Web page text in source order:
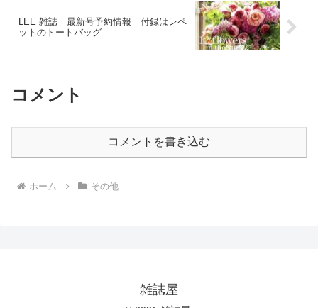
LEE 雑誌 最新号予約情報 付録はレペ
ットのトートバッグ
コメント
コメントを書き込む
ホーム その他
雑誌屋